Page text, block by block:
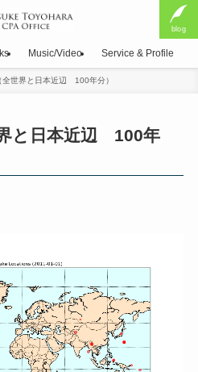
blog
Music/Video Service & Profile
全世界と日本近辺 100年分）
と日本近辺 100年